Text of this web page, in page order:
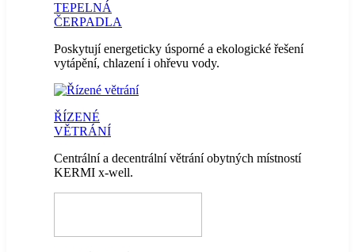
TEPELNÁ
ČERPADLA
Poskytují energeticky úsporné a ekologické řešení
vytápění, chlazení i ohřevu vody.
ŘÍZENÉ
VĚTRÁNÍ
Centrální a decentrální větrání obytných místností
KERMI x-well.